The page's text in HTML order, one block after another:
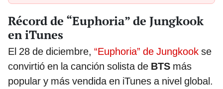
Récord de “Euphoria” de Jungkook
en iTunes
El 28 de diciembre, “Euphoria” de Jungkook se
convirtió en la canción solista de BTS más
popular y más vendida en iTunes a nivel global.